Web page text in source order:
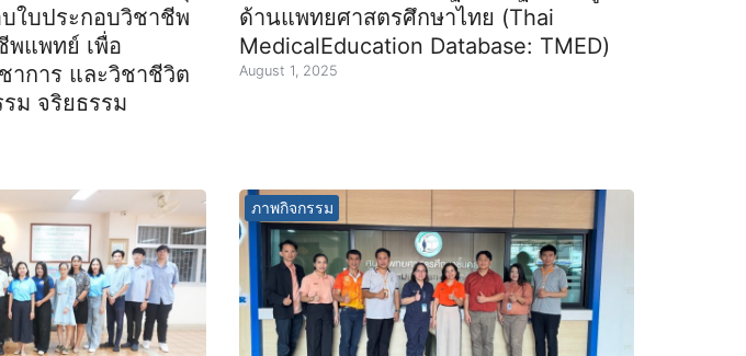
ใบประกอบวิชาชีพ
พแพทย์ เพื่อ
าการ และวิชาชีวิต
ม จริยธรรม
ด้านแพทยศาสตรศึกษาไทย (Thai
MedicalEducation Database: TMED)
August 1, 2025
ภาพกิจกรรม